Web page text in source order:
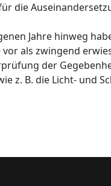
die
Jahre hinweg
vor als zwingend
der
z. B. die Licht- und